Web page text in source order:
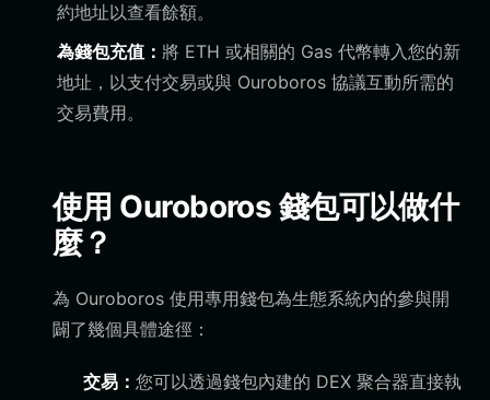
約地址以查看餘額。
為錢包充值： 將 ETH 或相關的 Gas 代幣轉入您的新
地址，以支付交易或與 Ouroboros 協議互動所需的
交易費用。
使用 Ouroboros 錢包可以做什
麼？
為 Ouroboros 使用專用錢包為生態系統內的參與開
闢了幾個具體途徑：
交易： 您可以透過錢包內建的 DEX 聚合器直接執